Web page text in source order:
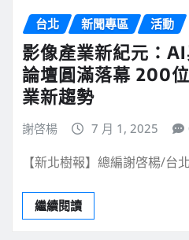
台北 新聞專區 活動
影像產業新紀元：
論壇圓滿落幕 200
業新趨勢
謝啓楊 7 月 1, 2025
【新北樹報】總編謝啓楊/台
繼續閱讀